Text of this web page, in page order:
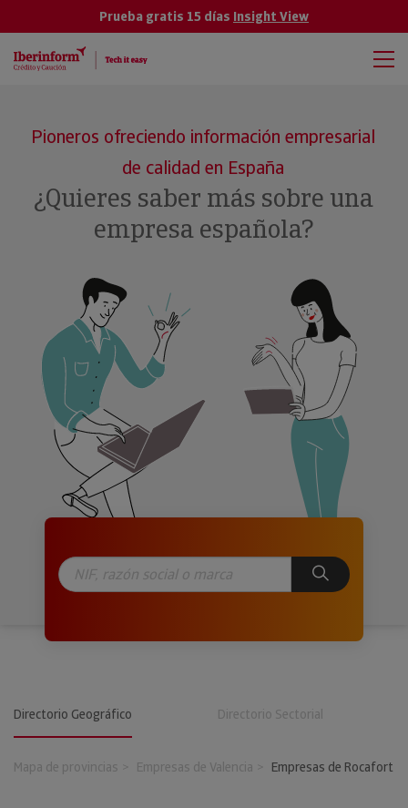
Prueba gratis 15 días Insight View
Pioneros ofreciendo información empresarial
de calidad en España
¿Quieres saber más sobre una
empresa española?
Directorio Geográfico Directorio Sectorial
Mapa de provincias Empresas de Valencia Empresas de Rocafort